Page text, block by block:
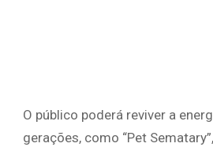
O público poderá reviver a
gerações, como “Pet